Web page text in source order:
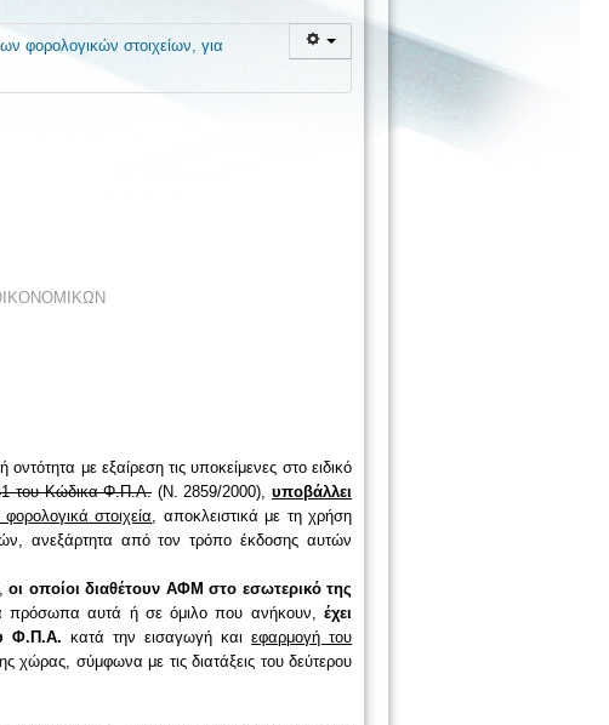
φορολογικών στοιχείων, για
οντότητα με εξαίρεση τις υποκείμενες στο ειδικό
του Κώδικα Φ.Π.Α.(Ν. 2859/2000),υποβάλλει
στοιχεία , αποκλειστικά με τη χρήση
ανεξάρτητα από τον τρόπο έκδοσης αυτών
οι οποίοι διαθέτουν ΑΦΜ στο εσωτερικό της
πρόσωπα αυτά ή σε όμιλο που ανήκουν,έχει
Φ.Π.Α. κατά την εισαγωγή καιεφαρμογή του
χώρας, σύμφωνα με τις διατάξεις του δεύτερου